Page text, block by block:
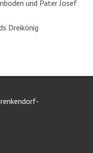
und Pater Josef
Dreikönig